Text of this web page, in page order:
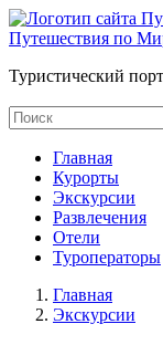
Путешествия по
Туристический
Главная
Курорты
Экскурсии
Развлечения
Отели
Туроператоры
Главная
Экскурсии